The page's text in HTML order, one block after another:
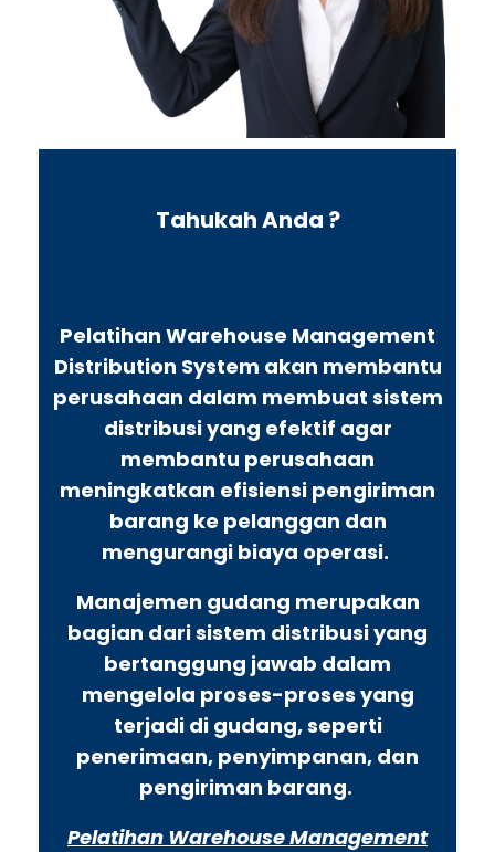
Tahukah Anda ?
Pelatihan Warehouse Management
Distribution System akan membantu
perusahaan dalam membuat sistem
distribusi yang efektif agar
membantu perusahaan
meningkatkan efisiensi pengiriman
barang ke pelanggan dan
mengurangi biaya operasi.
Manajemen gudang merupakan
bagian dari sistem distribusi yang
bertanggung jawab dalam
mengelola proses-proses yang
terjadi di gudang, seperti
penerimaan, penyimpanan, dan
pengiriman barang.
Pelatihan Warehouse Management